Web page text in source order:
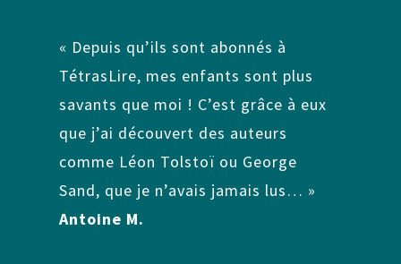
« Depuis qu’ils sont abonnés à
TétrasLire, mes enfants sont plus
savants que moi ! C’est grâce à eux
que j’ai découvert des auteurs
comme Léon Tolstoï ou George
Sand, que je n’avais jamais lus… »
Antoine M.